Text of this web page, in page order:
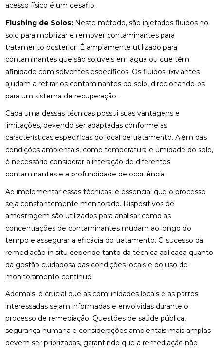
acesso físico é um desafio.
Flushing de Solos:Neste método, são injetados fluidos no
solo para mobilizar e remover contaminantes para
tratamento posterior. É amplamente utilizado para
contaminantes que são solúveis em água ou que têm
afinidade com solventes específicos. Os fluidos lixiviantes
ajudam a retirar os contaminantes do solo, direcionando-os
para um sistema de recuperação.
Cada uma dessas técnicas possui suas vantagens e
limitações, devendo ser adaptadas conforme as
características específicas do local de tratamento. Além das
condições ambientais, como temperatura e umidade do solo,
é necessário considerar a interação de diferentes
contaminantes e a profundidade de ocorrência.
Ao implementar essas técnicas, é essencial que o processo
seja constantemente monitorado. Dispositivos de
amostragem são utilizados para analisar como as
concentrações de contaminantes mudam ao longo do
tempo e assegurar a eficácia do tratamento. O sucesso da
remediação in situ depende tanto da técnica aplicada quanto
da gestão cuidadosa das condições locais e do uso de
monitoramento contínuo.
Ademais, é crucial que as comunidades locais e as partes
interessadas sejam informadas e envolvidas durante o
processo de remediação. Questões de saúde pública,
segurança humana e considerações ambientais mais amplas
devem ser priorizadas, garantindo que a remediação não